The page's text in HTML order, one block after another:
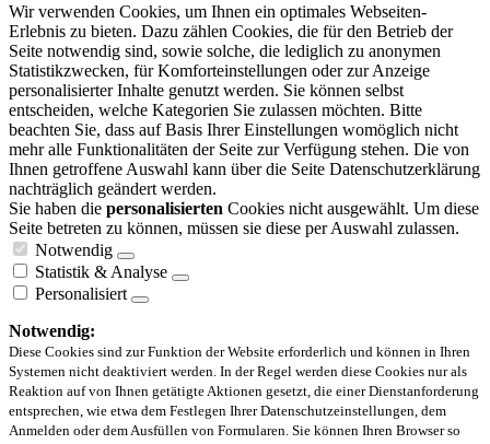
Wir verwenden Cookies, um Ihnen ein optimales Webseiten-
Erlebnis zu bieten. Dazu zählen Cookies, die für den Betrieb der
Seite notwendig sind, sowie solche, die lediglich zu anonymen
Statistikzwecken, für Komforteinstellungen oder zur Anzeige
personalisierter Inhalte genutzt werden. Sie können selbst
entscheiden, welche Kategorien Sie zulassen möchten. Bitte
beachten Sie, dass auf Basis Ihrer Einstellungen womöglich nicht
mehr alle Funktionalitäten der Seite zur Verfügung stehen. Die von
Ihnen getroffene Auswahl kann über die Seite Datenschutzerklärung
nachträglich geändert werden.
Sie haben die personalisierten Cookies nicht ausgewählt. Um diese
Seite betreten zu können, müssen sie diese per Auswahl zulassen.
Notwendig
Statistik & Analyse
Personalisiert
Notwendig:
Diese Cookies sind zur Funktion der Website erforderlich und können in Ihren
Systemen nicht deaktiviert werden. In der Regel werden diese Cookies nur als
Reaktion auf von Ihnen getätigte Aktionen gesetzt, die einer Dienstanforderung
entsprechen, wie etwa dem Festlegen Ihrer Datenschutzeinstellungen, dem
Anmelden oder dem Ausfüllen von Formularen. Sie können Ihren Browser so